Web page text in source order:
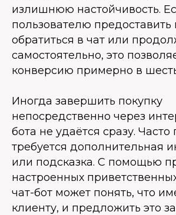
излишнюю настойчивость.
пользователю
обратиться в чат или
самостоятельно, это
конверсию примерно в
Иногда завершить покупку
непосредственно через
бота не удаётся сразу. Часто
требуется дополнительная
или подсказка. С помощью
настроенных
чат-бот может понять, что
клиенту, и предложить это